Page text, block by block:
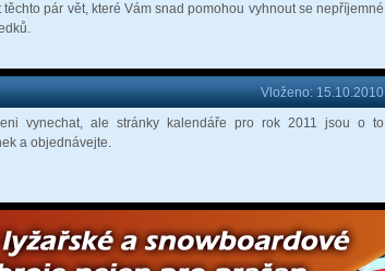
pár vět, které Vám snad pomohou vyhnout se nepříjemné
Vloženo: 15.10.2010
vynechat, ale stránky kalendáře pro rok 2011 jsou o to
a objednávejte.